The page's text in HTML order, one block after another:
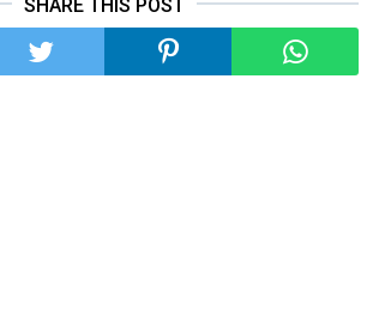
SHARE THIS POST